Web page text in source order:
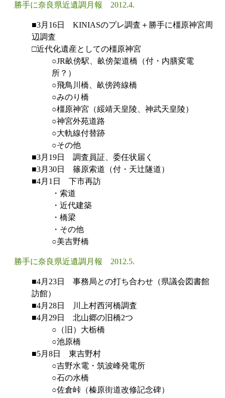
勝手に奈良県近遺調月報 2012.4.
■3月16日 KINIASのプレ調査＋勝手に橿原神宮周
辺調査
□近代化遺産としての橿原神宮
○JR畝傍駅、畝傍架道橋（付・内膳変電
所？）
○飛鳥川橋、畝傍跨線橋
○みのり橋
○橿原神宮（綏靖天皇陵、神武天皇陵）
○神宮外苑道路
○大軌線付替跡
○その他
■3月19日 調査員証、委任状届く
■3月30日 篠原索道（付・天辻隧道）
■4月1日 下市再訪
・索道
・近代建築
・橋梁
・その他
○美吉野橋
勝手に奈良県近遺調月報 2012.5.
■4月23日 事務局との打ち合わせ（県議会図書館
訪館）
■4月28日 川上村西河橋調査
■4月29日 北山郷の旧橋2つ
○（旧）大栃橋
○池原橋
■5月8日 東吉野村
○吉野水電・筑波峰発電所
○石の水橋
○佐倉峠（榛原街道改修記念碑）